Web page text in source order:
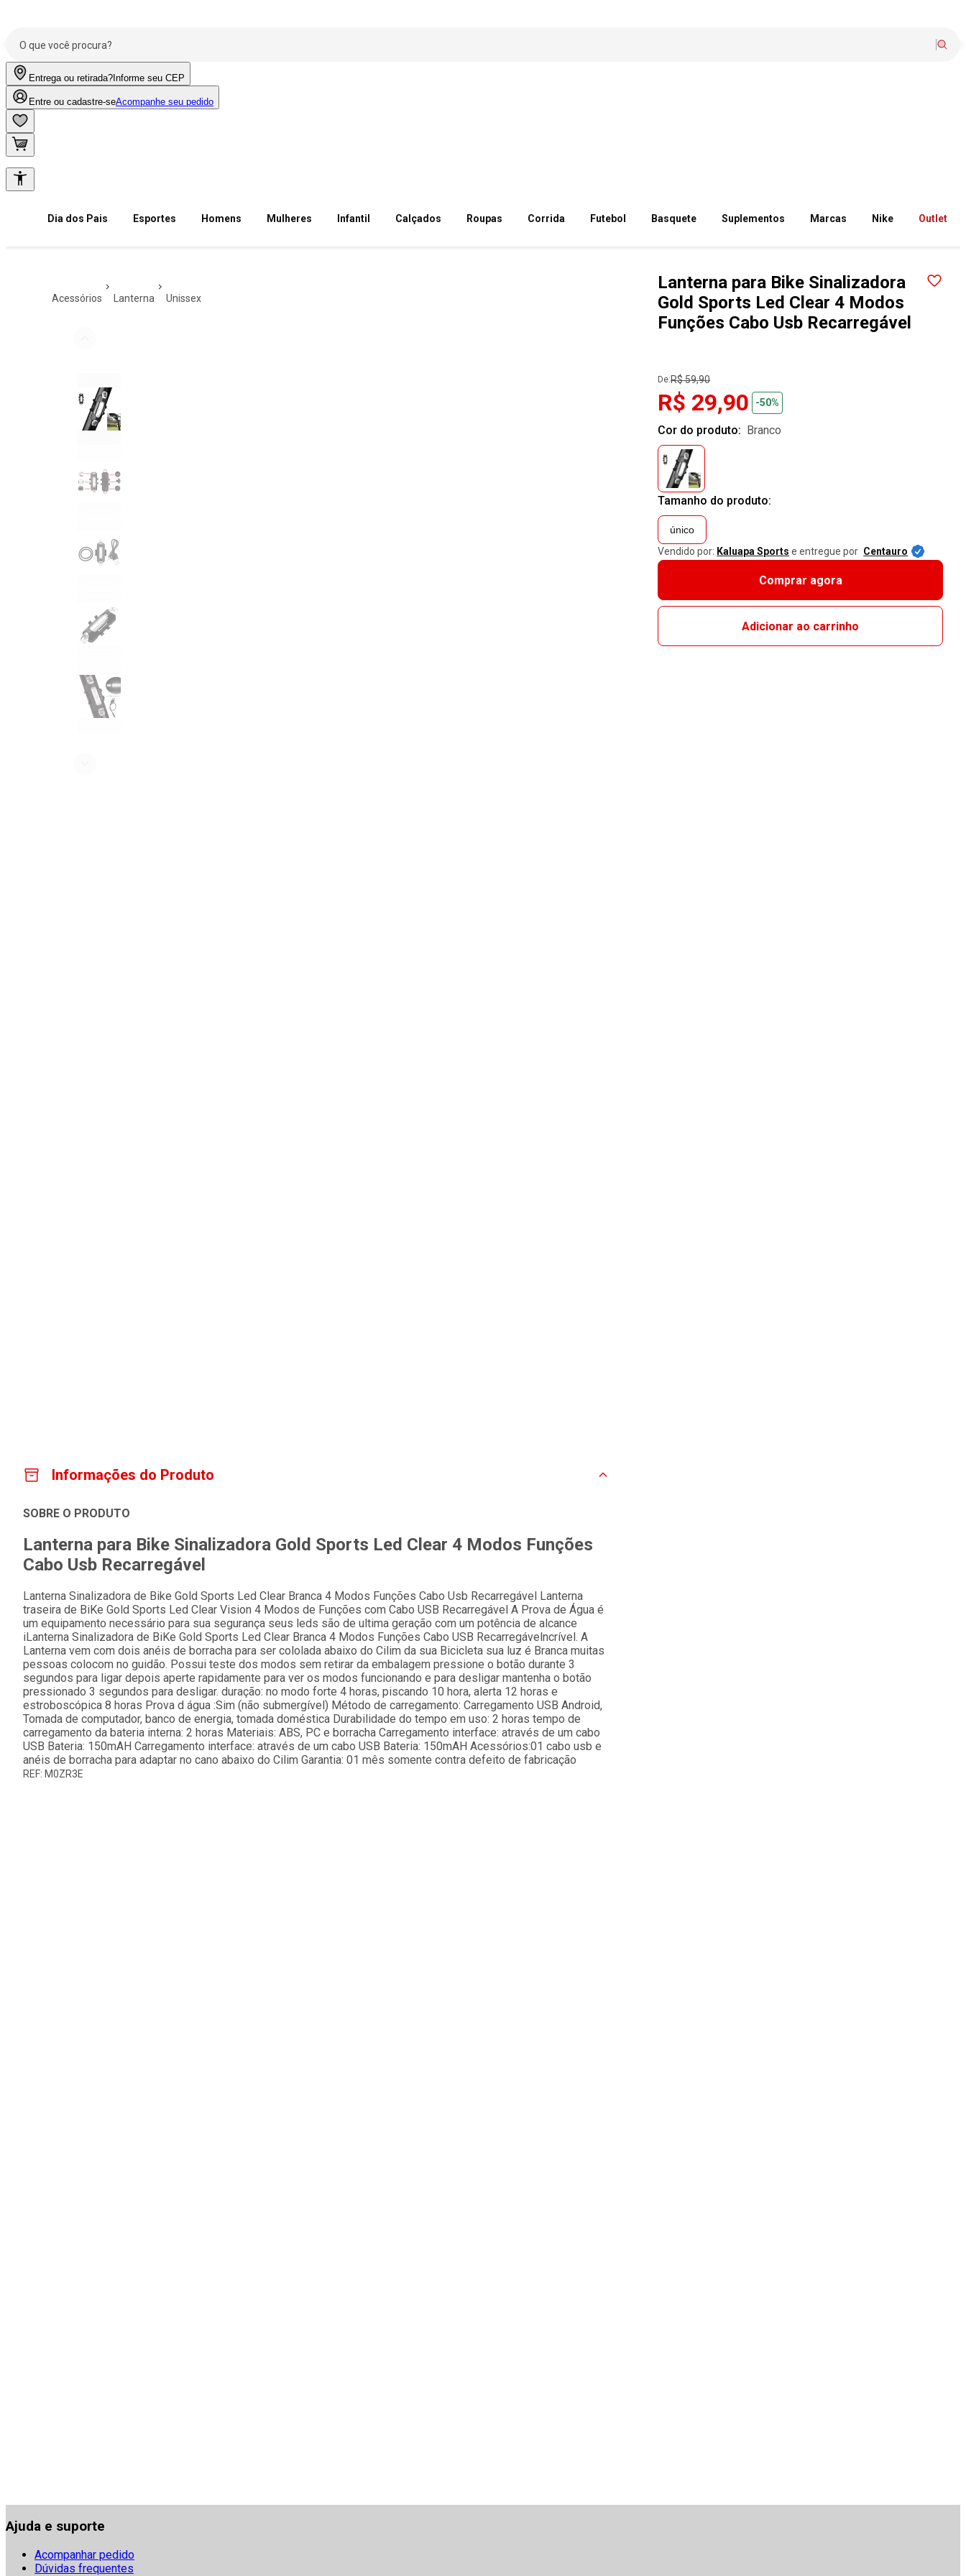
Entrega ou retirada? Informe seu CEP
Entre ou cadastre-seAcompanhe seu pedido
Dia dos Pais Esportes Homens Mulheres Infantil Calçados Roupas Corrida Futebol Basquete Suplementos Marcas Nike Outlet
acessórios lanterna unissex
Lanterna para Bike Sinalizadora
Gold Sports Led Clear 4 Modos
Funções Cabo Usb Recarregável
De:R$ 59,90
R$ 29,90 -50%
Cor do produto: branco
Tamanho do produto:
único
Vendido por: Kaluapa Sports e entregue por Centauro
Comprar agora
Adicionar ao carrinho
Informações do Produto
SOBRE O PRODUTO
Lanterna para Bike Sinalizadora Gold Sports Led Clear 4 Modos Funções
Cabo Usb Recarregável
Lanterna Sinalizadora de Bike Gold Sports Led Clear Branca 4 Modos Funções Cabo Usb Recarregável Lanterna
traseira de BiKe Gold Sports Led Clear Vision 4 Modos de Funções com Cabo USB Recarregável A Prova de Água é
um equipamento necessário para sua segurança seus leds são de ultima geração com um potência de alcance
iLanterna Sinalizadora de BiKe Gold Sports Led Clear Branca 4 Modos Funções Cabo USB Recarregávelncrível. A
Lanterna vem com dois anéis de borracha para ser cololada abaixo do Cilim da sua Bicicleta sua luz é Branca muitas
pessoas colocom no guidão. Possui teste dos modos sem retirar da embalagem pressione o botão durante 3
segundos para ligar depois aperte rapidamente para ver os modos funcionando e para desligar mantenha o botão
pressionado 3 segundos para desligar. duração: no modo forte 4 horas, piscando 10 hora, alerta 12 horas e
estroboscópica 8 horas Prova d água :Sim (não submergível) Método de carregamento: Carregamento USB Android,
Tomada de computador, banco de energia, tomada doméstica Durabilidade do tempo em uso: 2 horas tempo de
carregamento da bateria interna: 2 horas Materiais: ABS, PC e borracha Carregamento interface: através de um cabo
USB Bateria: 150mAH Carregamento interface: através de um cabo USB Bateria: 150mAH Acessórios:01 cabo usb e
anéis de borracha para adaptar no cano abaixo do Cilim Garantia: 01 mês somente contra defeito de fabricação
REF: M0ZR3E
Ajuda e suporte
Acompanhar pedido
Dúvidas frequentes